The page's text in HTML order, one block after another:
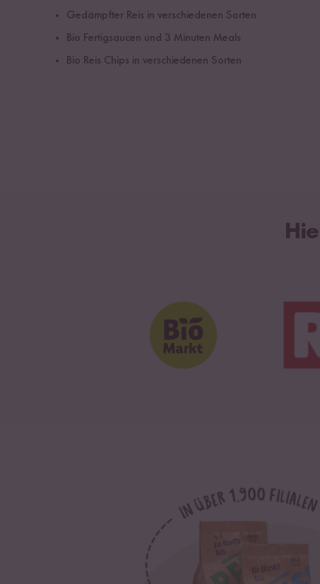
Gedämpfter Reis in verschiedenen Sorten
Bio Fertigsaucen und 3 Minuten Meals
Bio Reis Chips in verschiedenen Sorten